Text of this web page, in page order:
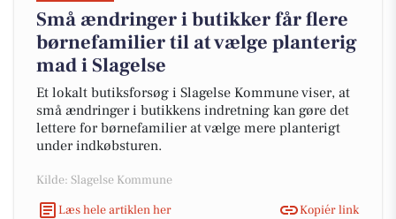
Små ændringer i butikker får flere
børnefamilier til at vælge planterig
mad i Slagelse
Et lokalt butiksforsøg i Slagelse Kommune viser, at
små ændringer i butikkens indretning kan gøre det
lettere for børnefamilier at vælge mere planterigt
under indkøbsturen.
Kilde: Slagelse Kommune
Læs hele artiklen her
Kopiér link